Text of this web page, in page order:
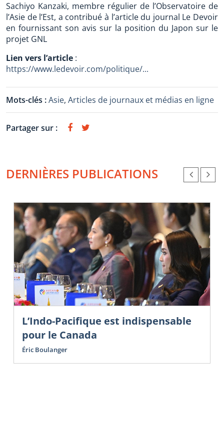
Sachiyo Kanzaki, membre régulier de l’Observatoire de
l’Asie de l’Est, a contribué à l’article du journal Le Devoir
en fournissant son avis sur la position du Japon sur le
projet GNL
Lien vers l’article :
https://www.ledevoir.com/politique/...
Mots-clés :Asie, Articles de journaux et médias en ligne
Partager sur :
DERNIÈRES PUBLICATIONS
L’Indo-Pacifique est indispensable
pour le Canada
Éric Boulanger